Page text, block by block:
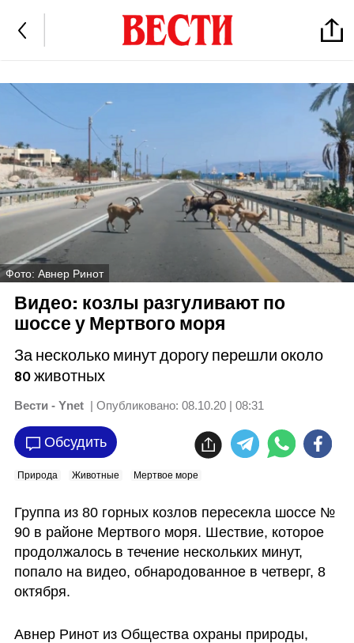
Фото: Авнер Ринот
Видео: козлы разгуливают по
шоссе у Мертвого моря
За несколько минут дорогу перешли около
80 животных
Вести - Ynet | Опубликовано: 08.10.20 | 08:31
Обсудить
Природа Животные Мертвое море
Группа из 80 горных козлов пересекла шоссе №
90 в районе Мертвого моря. Шествие, которое
продолжалось в течение нескольких минут,
попало на видео, обнародованное в четверг, 8
октября.
Авнер Ринот из Общества охраны природы,